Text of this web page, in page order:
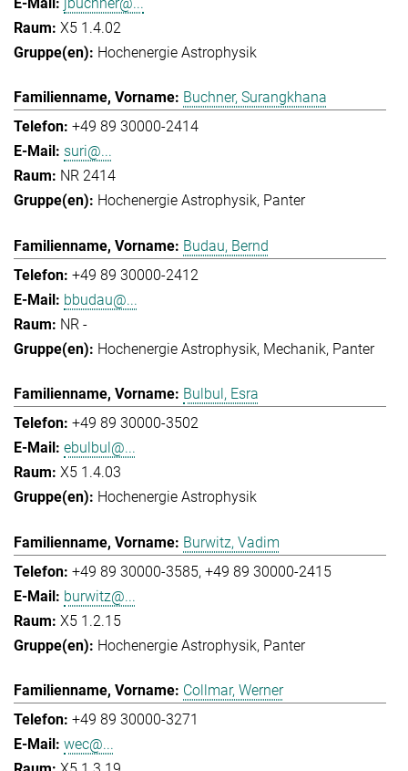
X5 1.4.02
Hochenergie Astrophysik
Buchner, Surangkhana
+49 89 30000-2414
suri@...
NR 2414
Hochenergie Astrophysik Panter
Budau, Bernd
+49 89 30000-2412
bbudau@...
NR -
Hochenergie Astrophysik Mechanik Panter
Bulbul, Esra
+49 89 30000-3502
ebulbul@...
X5 1.4.03
Hochenergie Astrophysik
Burwitz, Vadim
+49 89 30000-3585 +49 89 30000-2415
burwitz@...
X5 1.2.15
Hochenergie Astrophysik Panter
Collmar, Werner
+49 89 30000-3271
wec@...